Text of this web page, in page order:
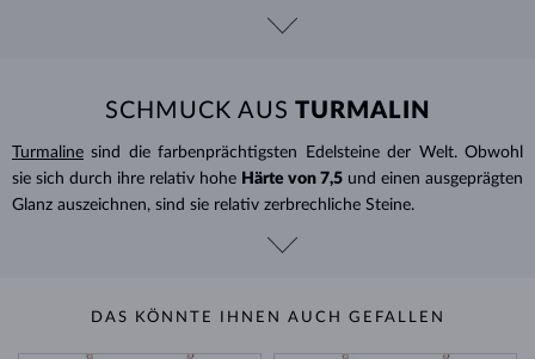
SCHMUCK AUS TURMALIN
Turmaline sind die farbenprächtigsten Edelsteine ​​der Welt. Obwohl
sie sich durch ihre relativ hohe Härte von 7,5 und einen ausgeprägten
Glanz auszeichnen, sind sie relativ zerbrechliche Steine.
DAS KÖNNTE IHNEN AUCH GEFALLEN